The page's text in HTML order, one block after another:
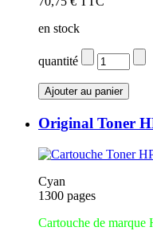
en stock
quantité
Original Toner
Cyan
1300 pages
Cartouche de